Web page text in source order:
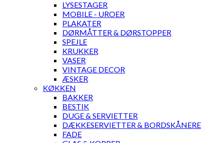
LYSESTAGER
MOBILE - UROER
PLAKATER
DØRMÅTTER & DØRSTOPPER
SPEJLE
KRUKKER
VASER
VINTAGE DECOR
ÆSKER
KØKKEN
BAKKER
BESTIK
DUGE & SERVIETTER
DÆKKESERVIETTER & BORDSKÅNERE
FADE